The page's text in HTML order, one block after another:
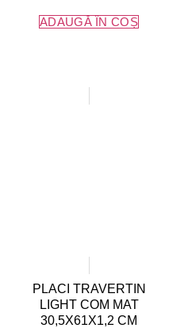
ADAUGĂ ÎN COȘ
PLACI TRAVERTIN
LIGHT COM MAT
30,5X61X1,2 CM